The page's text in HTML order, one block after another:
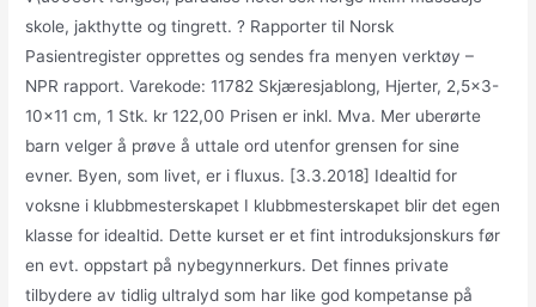
skole, jakthytte og tingrett. ? Rapporter til Norsk
Pasientregister opprettes og sendes fra menyen verktøy –
NPR rapport. Varekode: 11782 Skjæresjablong, Hjerter, 2,5×3-
10×11 cm, 1 Stk. kr 122,00 Prisen er inkl. Mva. Mer uberørte
barn velger å prøve å uttale ord utenfor grensen for sine
evner. Byen, som livet, er i fluxus. [3.3.2018] Idealtid for
voksne i klubbmesterskapet I klubbmesterskapet blir det egen
klasse for idealtid. Dette kurset er et fint introduksjonskurs før
en evt. oppstart på nybegynnerkurs. Det finnes private
tilbydere av tidlig ultralyd som har like god kompetanse på